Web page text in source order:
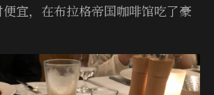
宜，在布拉格帝国咖啡馆吃了豪